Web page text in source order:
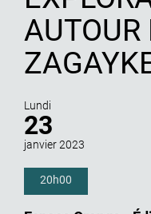
AUTOUR
Lundi
23
janvier 2023
20h00